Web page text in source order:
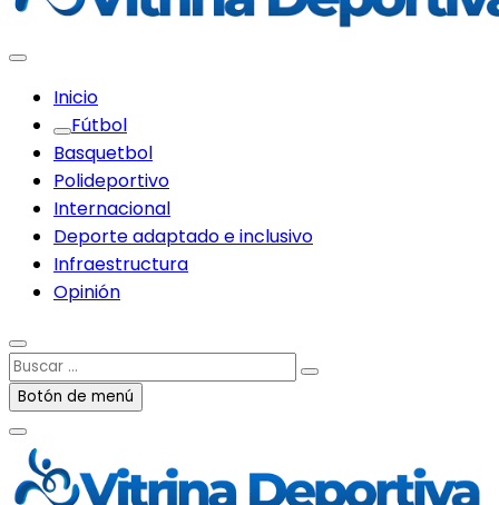
Inicio
Fútbol
Basquetbol
Polideportivo
Internacional
Deporte adaptado e inclusivo
Infraestructura
Opinión
Buscar
…Botón de menú